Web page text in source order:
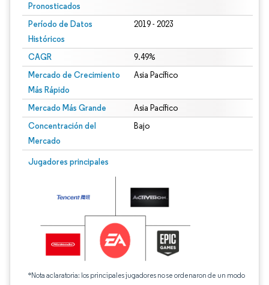
Pronosticados
Período de Datos
Históricos
2019 - 2023
CAGR 9.49%
Mercado de Crecimiento
Más Rápido
Asia Pacífico
Mercado Más Grande Asia Pacífico
Concentración del
Mercado
Bajo
Jugadores principales
*Nota aclaratoria: los principales jugadores no se ordenaron de un modo